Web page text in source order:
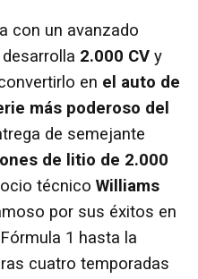
con un avanzado
2.000 CV y
en el auto de
más poderoso del
de semejante
de litio de 2.000
técnico Williams
por sus éxitos en
1 hasta la
cuatro temporadas